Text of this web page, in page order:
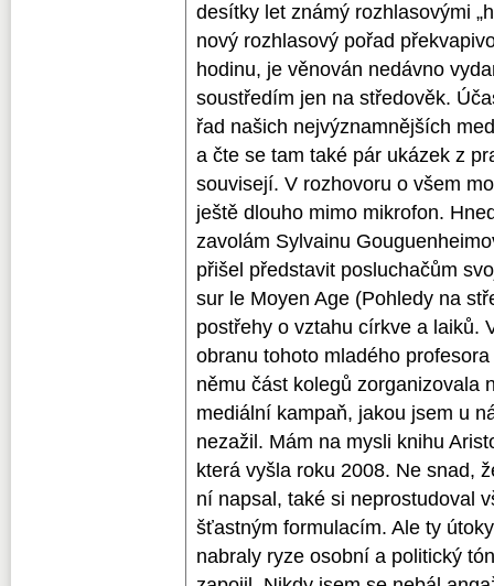
desítky let známý rozhlasovými
nový rozhlasový pořad
hodinu, je věnován nedávno
soustředím jen na středověk.
řad našich nejvýznamnějších
a čte se tam také pár ukázek z
souvisejí. V rozhovoru o všem
ještě dlouho mimo mikrofon.
zavolám Sylvainu
přišel představit posluchačům
sur le Moyen Age (Pohledy na
postřehy o vztahu církve a laiků.
obranu tohoto mladého
němu část kolegů zorganizovala
mediální kampaň, jakou jsem u
nezažil. Mám na mysli knihu
která vyšla roku 2008. Ne snad,
ní napsal, také si neprostudoval
šťastným formulacím. Ale ty
nabraly ryze osobní a politický